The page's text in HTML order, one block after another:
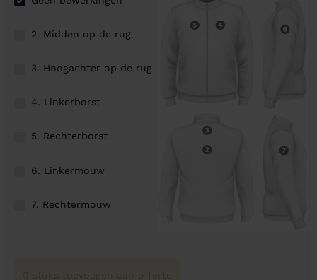
2. Midden op de rug
3. Hoogachter op de rug
4. Linkerborst
5. Rechterborst
6. Linkermouw
7. Rechtermouw